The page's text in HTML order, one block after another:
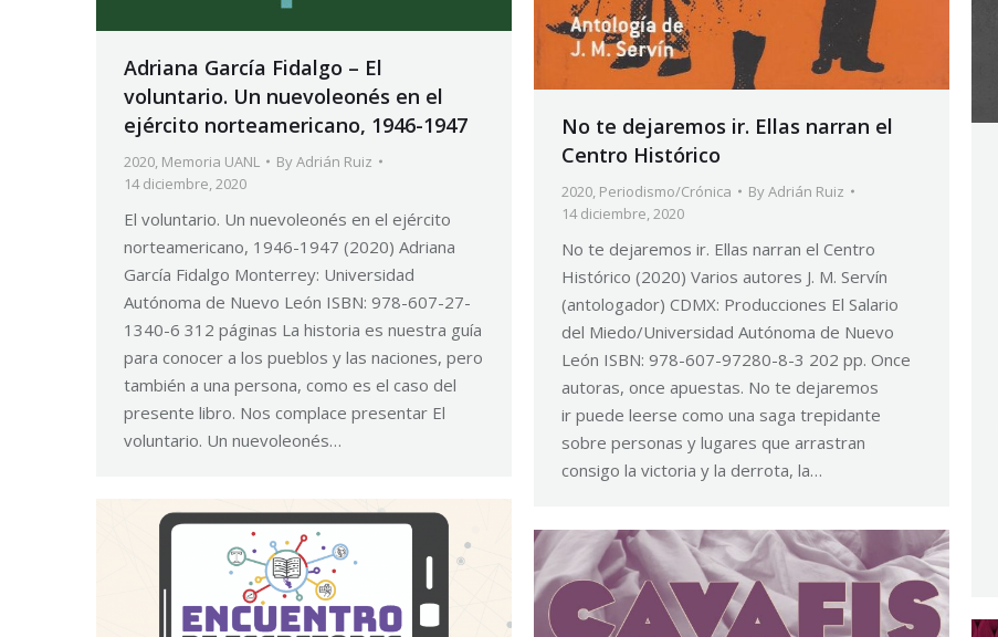
Adriana García Fidalgo – El
voluntario. Un nuevoleonés en el
ejército norteamericano, 1946-1947
2020, Memoria UANL ByAdrián Ruiz
14 diciembre, 2020
El voluntario. Un nuevoleonés en el ejército
norteamericano, 1946-1947 (2020) Adriana
García Fidalgo Monterrey: Universidad
Autónoma de Nuevo León ISBN: 978-607-27-
1340-6 312 páginas La historia es nuestra guía
para conocer a los pueblos y las naciones, pero
también a una persona, como es el caso del
presente libro. Nos complace presentar El
voluntario. Un nuevoleonés…
No te dejaremos ir. Ellas narran el
Centro Histórico
2020, Periodismo/Crónica ByAdrián Ruiz
14 diciembre, 2020
No te dejaremos ir. Ellas narran el Centro
Histórico (2020) Varios autores J. M. Servín
(antologador) CDMX: Producciones El Salario
del Miedo/Universidad Autónoma de Nuevo
León ISBN: 978-607-97280-8-3 202 pp. Once
autoras, once apuestas. No te dejaremos
ir puede leerse como una saga trepidante
sobre personas y lugares que arrastran
consigo la victoria y la derrota, la…